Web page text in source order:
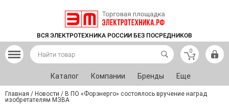
ВСЯ ЭЛЕКТРОТЕХНИКА РОССИИ БЕЗ ПОСРЕДНИКОВ
0
Каталог Компании Бренды Еще
Главная / Новости / В ПО «Форэнерго» состоялось вручение наград
изобретателям МЗВА